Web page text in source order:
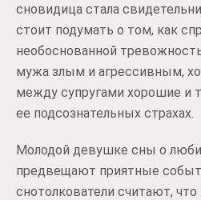
сновидица стала
стоит подумать о том, как
необоснованной
мужа злым и агрессивным,
между супругами хорошие и
ее подсознательных страхах.
Молодой девушке сны о
предвещают приятные
снотолкователи считают,